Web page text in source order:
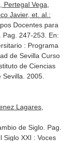
Vega,
Javier, et. al.:
Docentes para
247-253. En:
: Programa
de Sevilla Curso
de Ciencias
2005.
Lagares,
de Siglo. Pag.
Siglo XXI : Voces